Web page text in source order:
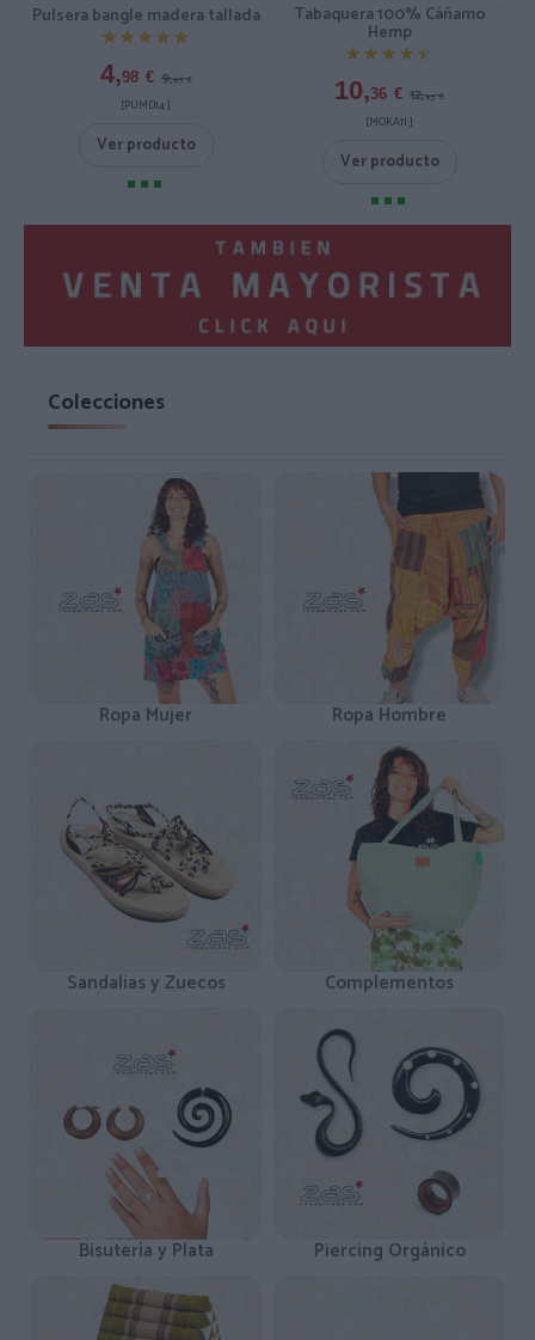
Pulsera bangle madera tallada
★★★★★
★★★★★
4,98 € 9,95 €
[PUMD14 ]
Ver producto
Tabaquera 100% Cáñamo
Hemp
★★★★★
★★★★★
10,36 € 12,95 €
[MOKA11 ]
Ver producto
Colecciones
Ropa Mujer Ropa Hombre
Sandalias y Zuecos Complementos
Bisutería y Plata Piercing Orgánico